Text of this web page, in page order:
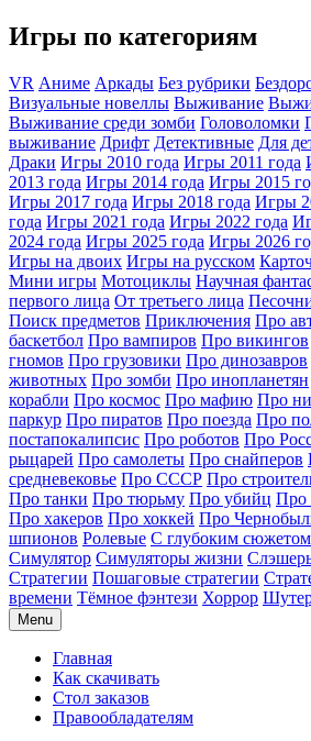
Игры по категориям
VR Аниме Аркады Без рубрики
Визуальные новеллы Выживание
Выживание среди зомби Головоломки
выживание Дрифт Детективные Для
Драки Игры 2010 года Игры 2011 года
2013 года Игры 2014 года Игры 2015
Игры 2017 года Игры 2018 года Игры
года Игры 2021 года Игры 2022 года
2024 года Игры 2025 года Игры 2026
Игры на двоих Игры на русском
Мини игры Мотоциклы Научная
первого лица От третьего лица
Поиск предметов Приключения Про
баскетбол Про вампиров Про викингов
гномов Про грузовики Про динозавров
животных Про зомби Про инопланетян
корабли Про космос Про мафию Про
паркур Про пиратов Про поезда Про
постапокалипсис Про роботов Про
рыцарей Про самолеты Про снайперов
средневековье Про СССР Про
Про танки Про тюрьму Про убийц Про
Про хакеров Про хоккей Про
шпионов Ролевые С глубоким сюжетом
Симулятор Симуляторы жизни
Стратегии Пошаговые стратегии
времени Тёмное фэнтези Хоррор
Menu
Главная
Как скачивать
Стол заказов
Правообладателям